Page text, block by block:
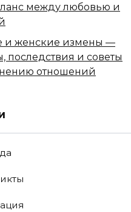
между любовью и
и женские измены —
последствия и советы
отношений